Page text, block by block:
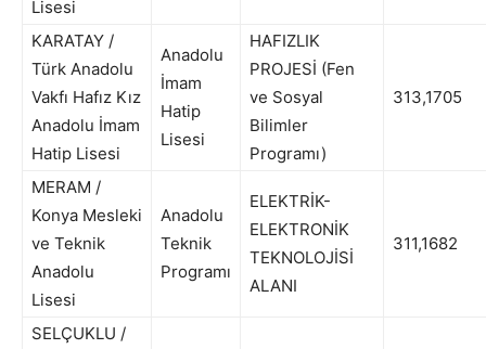
Lisesi
KARATAY /
Türk Anadolu
Vakfı Hafız Kız
Anadolu İmam
Hatip Lisesi
Anadolu
İmam
Hatip
Lisesi
HAFIZLIK
PROJESİ (Fen
ve Sosyal
Bilimler
Programı)
313,1705
MERAM /
Konya Mesleki
ve Teknik
Anadolu
Lisesi
Anadolu
Teknik
Programı
ELEKTRİK-
ELEKTRONİK
TEKNOLOJİSİ
ALANI
311,1682
SELÇUKLU /